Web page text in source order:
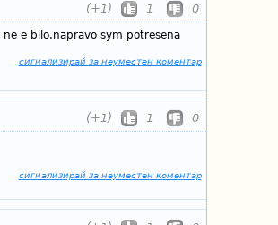
(+1) 1 0
e bilo.napravo sym potresena
сигнализирай за неуместен коментар
(+1) 1 0
сигнализирай за неуместен коментар